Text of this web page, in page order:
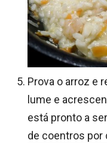
Prova o arroz e
lume e
está pronto a
de coentros por